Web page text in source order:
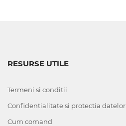
RESURSE UTILE
Termeni si conditii
Confidentialitate si protectia datelor
Cum comand